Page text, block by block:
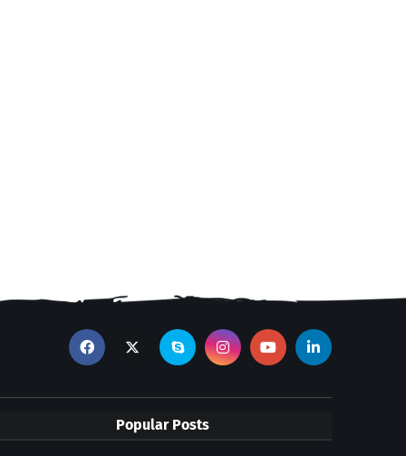
Popular Posts